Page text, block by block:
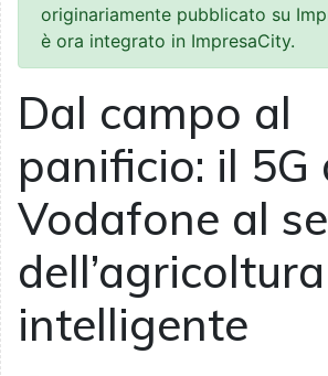
originariamente pubblicato su
è ora integrato in ImpresaCity.
Dal campo al
panificio: il 5G
Vodafone al
dell’agricoltura
intelligente